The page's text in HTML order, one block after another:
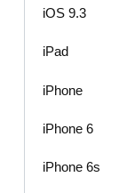
iOS 9.3
iPad
iPhone
iPhone 6
iPhone 6s